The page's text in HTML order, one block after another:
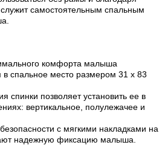
служит самостоятельным спальным
комфорта малыша
спальное место размером 31 х 83
спинки позволяет установить ее в
вертикальное, полулежачее и
с мягкими накладками на
надежную фиксацию малыша.